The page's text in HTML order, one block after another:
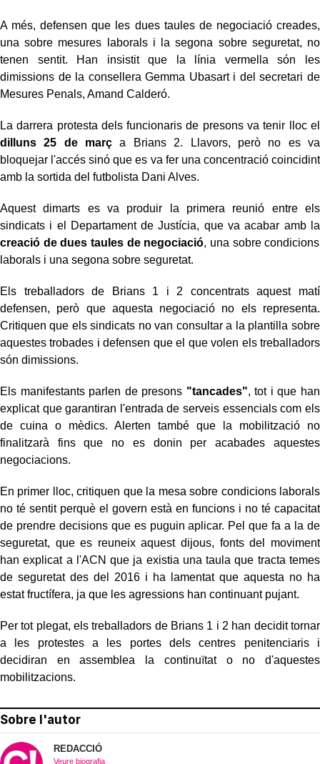
A més, defensen que les dues taules de negociació creades,
una sobre mesures laborals i la segona sobre seguretat, no
tenen sentit. Han insistit que la línia vermella són les
dimissions de la consellera Gemma Ubasart i del secretari de
Mesures Penals, Amand Calderó.
La darrera protesta dels funcionaris de presons va tenir lloc el
dilluns 25 de març a Brians 2. Llavors, però no es va
bloquejar l'accés sinó que es va fer una concentració coincidint
amb la sortida del futbolista Dani Alves.
Aquest dimarts es va produir la primera reunió entre els
sindicats i el Departament de Justícia, que va acabar amb la
creació de dues taules de negociació, una sobre condicions
laborals i una segona sobre seguretat.
Els treballadors de Brians 1 i 2 concentrats aquest matí
defensen, però que aquesta negociació no els representa.
Critiquen que els sindicats no van consultar a la plantilla sobre
aquestes trobades i defensen que el que volen els treballadors
són dimissions.
Els manifestants parlen de presons "tancades", tot i que han
explicat que garantiran l'entrada de serveis essencials com els
de cuina o mèdics. Alerten també que la mobilització no
finalitzarà fins que no es donin per acabades aquestes
negociacions.
En primer lloc, critiquen que la mesa sobre condicions laborals
no té sentit perquè el govern està en funcions i no té capacitat
de prendre decisions que es puguin aplicar. Pel que fa a la de
seguretat, que es reuneix aquest dijous, fonts del moviment
han explicat a l'ACN que ja existia una taula que tracta temes
de seguretat des del 2016 i ha lamentat que aquesta no ha
estat fructífera, ja que les agressions han continuant pujant.
Per tot plegat, els treballadors de Brians 1 i 2 han decidit tornar
a les protestes a les portes dels centres penitenciaris i
decidiran en assemblea la continuïtat o no d'aquestes
mobilitzacions.
Sobre l'autor
REDACCIÓ
Veure biografia